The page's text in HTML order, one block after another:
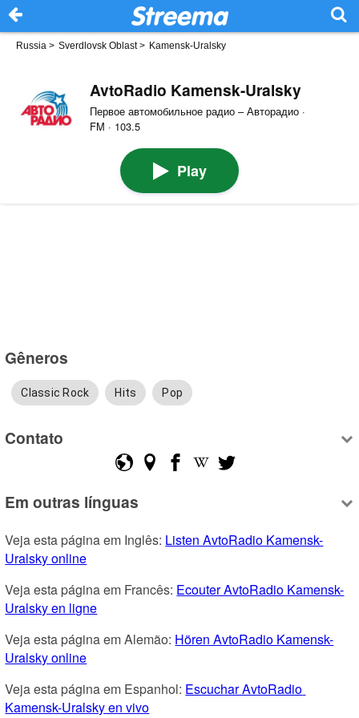
Russia > Sverdlovsk Oblast> Kamensk-Uralsky
AvtoRadio Kamensk-Uralsky
Первое автомобильное радио – Авторадио ·
FM · 103.5
Play
Gêneros
Classic Rock Hits Pop
Contato
Em outras línguas
Veja esta página em Inglês: Listen AvtoRadio Kamensk-
Uralsky online
Veja esta página em Francês: Ecouter AvtoRadio Kamensk-
Uralsky en ligne
Veja esta página em Alemão: Hören AvtoRadio Kamensk-
Uralsky online
Veja esta página em Espanhol: Escuchar AvtoRadio
Kamensk-Uralsky en vivo